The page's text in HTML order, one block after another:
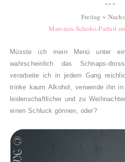
***
Freitag ~
Maronen-Schoko-Parfait
Müsste ich mein Menü unter
wahrscheinlich das Schnaps-
verarbeite ich in jedem Gang
trinke kaum Alkohol, verwende ihn
leidenschaftlicher und zu
einen Schluck gönnen, oder?